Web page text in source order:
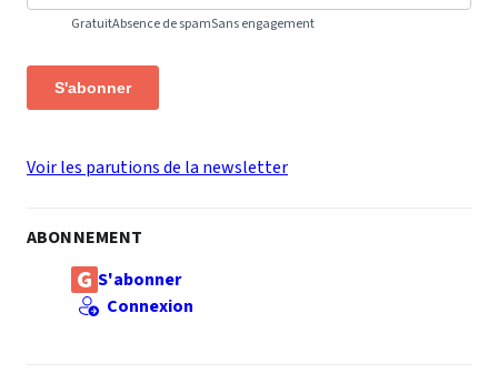
GratuitAbsence de spamSans engagement
S'abonner
Voir les parutions de la newsletter
ABONNEMENT
S'abonner
Connexion